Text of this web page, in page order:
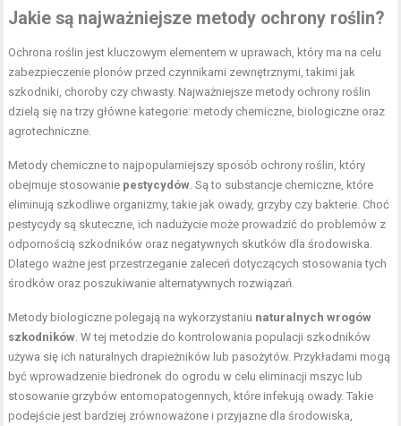
Jakie są najważniejsze metody ochrony roślin?
Ochrona roślin jest kluczowym elementem w uprawach, który ma na celu
zabezpieczenie plonów przed czynnikami zewnętrznymi, takimi jak
szkodniki, choroby czy chwasty. Najważniejsze metody ochrony roślin
dzielą się na trzy główne kategorie: metody chemiczne, biologiczne oraz
agrotechniczne.
Metody chemiczne to najpopularniejszy sposób ochrony roślin, który
obejmuje stosowanie pestycydów. Są to substancje chemiczne, które
eliminują szkodliwe organizmy, takie jak owady, grzyby czy bakterie. Choć
pestycydy są skuteczne, ich nadużycie może prowadzić do problemów z
odpornością szkodników oraz negatywnych skutków dla środowiska.
Dlatego ważne jest przestrzeganie zaleceń dotyczących stosowania tych
środków oraz poszukiwanie alternatywnych rozwiązań.
Metody biologiczne polegają na wykorzystaniu naturalnych wrogów
szkodników. W tej metodzie do kontrolowania populacji szkodników
używa się ich naturalnych drapieżników lub pasożytów. Przykładami mogą
być wprowadzenie biedronek do ogrodu w celu eliminacji mszyc lub
stosowanie grzybów entomopatogennych, które infekują owady. Takie
podejście jest bardziej zrównoważone i przyjazne dla środowiska,